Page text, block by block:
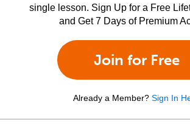
single lesson. Sign Up for a Free
and Get 7 Days of Premium
Join for Free
Already a Member? Sign In